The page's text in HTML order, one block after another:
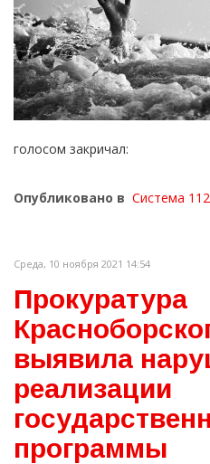
голосом закричал:
Опубликовано в Система 112
Среда, 10 ноября 2021 14:54
Прокуратура
выявила
реализации
программы